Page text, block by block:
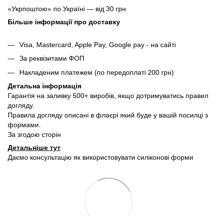
«Укрпоштою» по Україні — від 30 грн
Більше інформації про доставку
Visa, Mastercard, Apple Pay, Google pay - на сайті
За реквізитами ФОП
Накладеним платежем (по передоплаті 200 грн)
Детальна інформація
Гарантія на заливку 500+ виробів, якщо дотримуватись правил
догляду.
Правила догляду описані в флаєрі який буде у вашій посилці з
формами.
За згодою сторін
Детальніше тут
Даємо консультацію як використовувати силіконові форми